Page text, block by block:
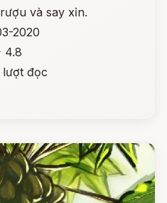
và say xỉn.
2020
4.8
đọc